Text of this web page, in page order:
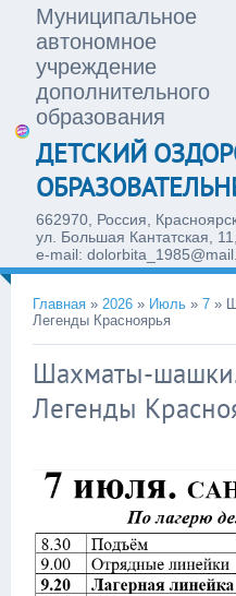
Муниципальное
автономное
учреждение
дополнительного
образования
ДЕТСКИЙ
662970, Россия,
ул. Большая Кантатская,
e-mail:
Главная » 2026 » Июль » 7 »
Легенды Красноярья
Шахматы-шашки.
Легенды